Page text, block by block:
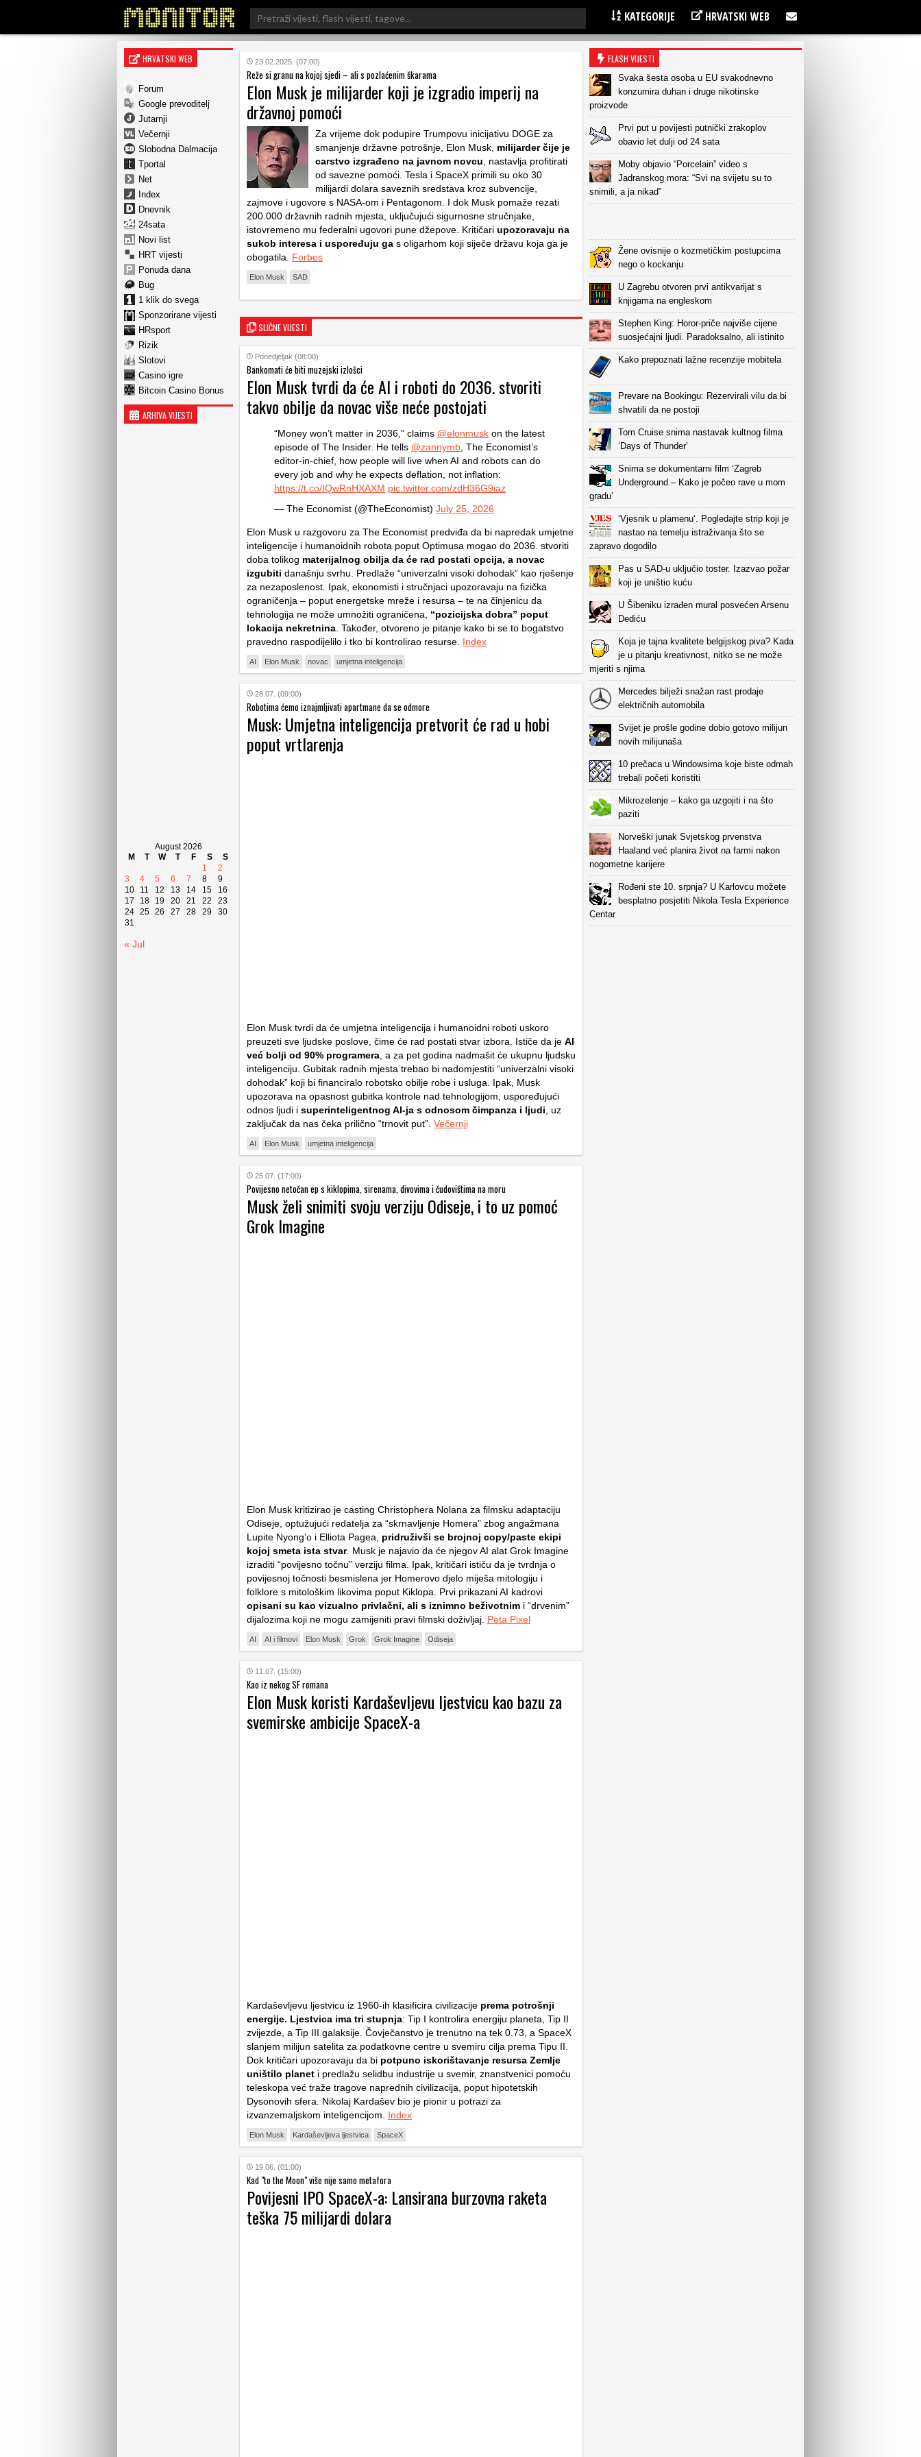
Search
for:
KATEGORIJE HRVATSKI WEB
HRVATSKI WEB
Forum
Google prevoditelj
Jutarnji
Večernji
Slobodna Dalmacija
Tportal
Net
Index
Dnevnik
24sata
Novi list
HRT vijesti
Ponuda dana
Bug
1 klik do svega
Sponzorirane vijesti
HRsport
Rizik
Slotovi
Casino igre
Bitcoin Casino Bonus
ARHIVA VIJESTI
August 2026
M
T W T F S
S
1
2
3
4 5 6 7 8
9
10
11 12 13 14 15
16
17
18 19 20 21 22
23
24 25 26 27 28 29
30
31
« Jul
23.02.2025. (07:00)
Reže si granu na kojoj sjedi – ali s pozlaćenim škarama
Elon Musk je milijarder koji je izgradio imperij na
državnoj pomoći
Za vrijeme dok podupire Trumpovu inicijativu DOGE za
smanjenje državne potrošnje, Elon Musk, milijarder čije je
carstvo izgrađeno na javnom novcu , nastavlja profitirati
od savezne pomoći. Tesla i SpaceX primili su oko 30
milijardi dolara saveznih sredstava kroz subvencije,
zajmove i ugovore s NASA-om i Pentagonom. I dok Musk pomaže rezati
200.000 državnih radnih mjesta, uključujući sigurnosne stručnjake,
istovremeno mu federalni ugovori pune džepove. Kritičari upozoravaju na
sukob interesa i uspoređuju ga s oligarhom koji siječe državu koja ga je
obogatila. Forbes
Elon Musk SAD
SLIČNE VIJESTI
Ponedjeljak (08:00)
Bankomati će biti muzejski izlošci
Elon Musk tvrdi da će AI i roboti do 2036. stvoriti
takvo obilje da novac više neće postojati
“Money won’t matter in 2036,” claims @elonmusk on the latest
episode of The Insider. He tells @zannymb , The Economist’s
editor-in-chief, how people will live when AI and robots can do
every job and why he expects deflation, not inflation:
https://t.co/IQwRnHXAXM pic.twitter.com/zdH36G9iaz
— The Economist (@TheEconomist) July 25, 2026
Elon Musk u razgovoru za The Economist predviđa da bi napredak umjetne
inteligencije i humanoidnih robota poput Optimusa mogao do 2036. stvoriti
doba tolikog materijalnog obilja da će rad postati opcija, a novac
izgubiti današnju svrhu. Predlaže “univerzalni visoki dohodak” kao rješenje
za nezaposlenost. Ipak, ekonomisti i stručnjaci upozoravaju na fizička
ograničenja – poput energetske mreže i resursa – te na činjenicu da
tehnologija ne može umnožiti ograničena, “pozicijska dobra” poput
lokacija nekretnina . Također, otvoreno je pitanje kako bi se to bogatstvo
pravedno raspodijelilo i tko bi kontrolirao resurse. Index
AI Elon Musk novac umjetna inteligencija
28.07. (09:00)
Robotima ćemo iznajmljivati apartmane da se odmore
Musk: Umjetna inteligencija pretvorit će rad u hobi
poput vrtlarenja
Elon Musk tvrdi da će umjetna inteligencija i humanoidni roboti uskoro
preuzeti sve ljudske poslove, čime će rad postati stvar izbora. Ističe da je AI
već bolji od 90% programera , a za pet godina nadmašit će ukupnu ljudsku
inteligenciju. Gubitak radnih mjesta trebao bi nadomjestiti “univerzalni visoki
dohodak” koji bi financiralo robotsko obilje robe i usluga. Ipak, Musk
upozorava na opasnost gubitka kontrole nad tehnologijom, uspoređujući
odnos ljudi i superinteligentnog AI-ja s odnosom čimpanza i ljudi , uz
zaključak da nas čeka prilično “trnovit put”. Večernji
AI Elon Musk umjetna inteligencija
25.07. (17:00)
Povijesno netočan ep s kiklopima, sirenama, divovima i čudovištima na moru
Musk želi snimiti svoju verziju Odiseje, i to uz pomoć
Grok Imagine
Elon Musk kritizirao je casting Christophera Nolana za filmsku adaptaciju
Odiseje , optužujući redatelja za “skrnavljenje Homera” zbog angažmana
Lupite Nyong’o i Elliota Pagea, pridruživši se brojnoj copy/paste ekipi
kojoj smeta ista stvar. Musk je najavio da će njegov AI alat Grok Imagine
izraditi “povijesno točnu” verziju filma. Ipak, kritičari ističu da je tvrdnja o
povijesnoj točnosti besmislena jer Homerovo djelo miješa mitologiju i
folklore s mitološkim likovima poput Kiklopa. Prvi prikazani AI kadrovi
opisani su kao vizualno privlačni, ali s iznimno beživotnim i “drvenim”
dijalozima koji ne mogu zamijeniti pravi filmski doživljaj. Peta Pixel
AI AI i filmovi Elon Musk Grok Grok Imagine Odiseja
11.07. (15:00)
Kao iz nekog SF romana
Elon Musk koristi Kardaševljevu ljestvicu kao bazu za
svemirske ambicije SpaceX-a
Kardaševljevu ljestvicu iz 1960-ih klasificira civilizacije prema potrošnji
energije. Ljestvica ima tri stupnja: Tip I kontrolira energiju planeta, Tip II
zvijezde, a Tip III galaksije. Čovječanstvo je trenutno na tek 0.73, a SpaceX
slanjem milijun satelita za podatkovne centre u svemiru cilja prema Tipu II.
Dok kritičari upozoravaju da bi potpuno iskorištavanje resursa Zemlje
uništilo planet i predlažu selidbu industrije u svemir, znanstvenici pomoću
teleskopa već traže tragove naprednih civilizacija, poput hipotetskih
Dysonovih sfera. Nikolaj Kardašev bio je pionir u potrazi za
izvanzemaljskom inteligencijom. Index
Elon Musk Kardaševljeva ljestvica SpaceX
19.06. (01:00)
Kad "to the Moon" više nije samo metafora
Povijesni IPO SpaceX-a: Lansirana burzovna raketa
teška 75 milijardi dolara
FLASH VIJESTI
Svaka šesta osoba u EU svakodnevno
konzumira duhan i druge nikotinske
proizvode
Prvi put u povijesti putnički zrakoplov
obavio let dulji od 24 sata
Moby objavio “Porcelain” video s
Jadranskog mora: “Svi na svijetu su to
snimili, a ja nikad”
Žene ovisnije o kozmetičkim postupcima
nego o kockanju
U Zagrebu otvoren prvi antikvarijat s
knjigama na engleskom
Stephen King: Horor-priče najviše cijene
suosjećajni ljudi. Paradoksalno, ali istinito
Kako prepoznati lažne recenzije mobitela
Prevare na Bookingu: Rezervirali vilu da bi
shvatili da ne postoji
Tom Cruise snima nastavak kultnog filma
‘Days of Thunder’
Snima se dokumentarni film ‘Zagreb
Underground – Kako je počeo rave u mom
gradu’
‘Vjesnik u plamenu‘. Pogledajte strip koji je
nastao na temelju istraživanja što se
zapravo dogodilo
Pas u SAD-u uključio toster. Izazvao požar
koji je uništio kuću
U Šibeniku izrađen mural posvećen Arsenu
Dediću
Koja je tajna kvalitete belgijskog piva? Kada
je u pitanju kreativnost, nitko se ne može
mjeriti s njima
Mercedes bilježi snažan rast prodaje
električnih automobila
Svijet je prošle godine dobio gotovo milijun
novih milijunaša
10 prečaca u Windowsima koje biste odmah
trebali početi koristiti
Mikrozelenje – kako ga uzgojiti i na što
paziti
Norveški junak Svjetskog prvenstva
Haaland već planira život na farmi nakon
nogometne karijere
Rođeni ste 10. srpnja? U Karlovcu možete
besplatno posjetiti Nikola Tesla Experience
Centar